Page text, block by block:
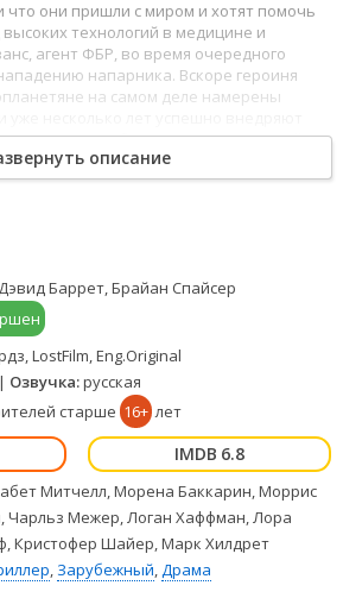
что они пришли с миром и хотят помочь
технологий в медицине и
агент ФБР, во время очередного
напарника. Вскоре героиня
на самом деле намерены
спецслужбы и средства массовой
все серии сериала подряд
качестве онлайн FullHD 1080p
и на любых устройствах LordFilm.
описание
Баррет, Брайан Спайсер
LostFilm, Eng.Original
| Озвучка:русская
старше 16+ лет
6.8
Митчелл, Морена Баккарин, Моррис
Чарльз Межер, Логан Хаффман, Лора
Кристофер Шайер, Марк Хилдрет
, Зарубежный,Драма